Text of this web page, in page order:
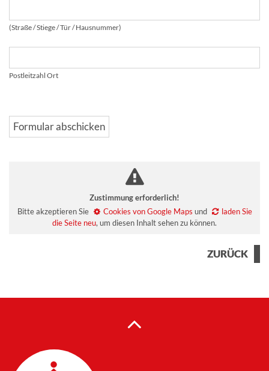
(Straße / Stiege / Tür / Hausnummer)
Postleitzahl Ort
Zustimmung erforderlich!
Bitte akzeptieren Sie
Cookies von Google Maps und
laden Sie
die Seite neu, um diesen Inhalt sehen zu können.
ZURÜCK